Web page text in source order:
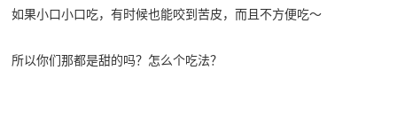
如果小口小口吃，有时候也能咬到苦皮，而且不方便吃～
所以你们那都是甜的吗？怎么个吃法？